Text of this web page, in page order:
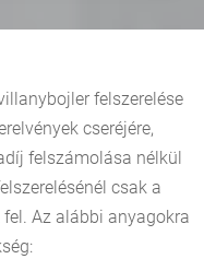
felszerelése
cseréjére,
felszámolása nélkül
csak a
Az alábbi anyagokra